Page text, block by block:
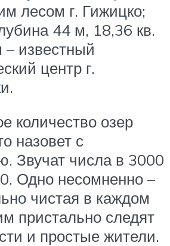
лесом г. Гижицко;
44 м, 18,36 кв.
известный
центр г.
количество озер
назовет с
Звучат числа в 3000
Одно несомненно –
чистая в каждом
пристально следят
и простые жители.